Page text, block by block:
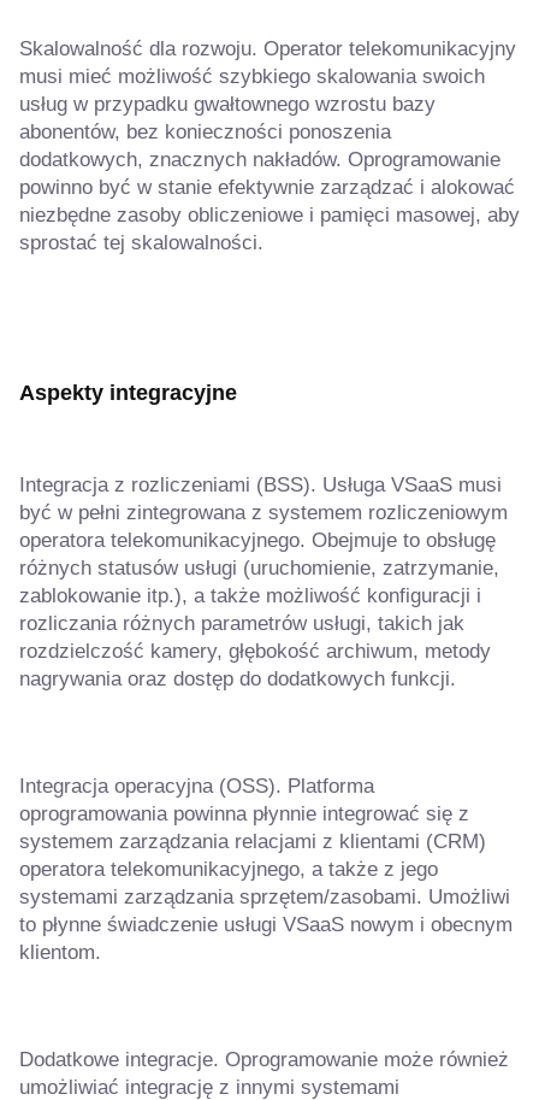
Skalowalność dla rozwoju. Operator telekomunikacyjny
musi mieć możliwość szybkiego skalowania swoich
usług w przypadku gwałtownego wzrostu bazy
abonentów, bez konieczności ponoszenia
dodatkowych, znacznych nakładów. Oprogramowanie
powinno być w stanie efektywnie zarządzać i alokować
niezbędne zasoby obliczeniowe i pamięci masowej, aby
sprostać tej skalowalności.
Aspekty integracyjne
Integracja z rozliczeniami (BSS). Usługa VSaaS musi
być w pełni zintegrowana z systemem rozliczeniowym
operatora telekomunikacyjnego. Obejmuje to obsługę
różnych statusów usługi (uruchomienie, zatrzymanie,
zablokowanie itp.), a także możliwość konfiguracji i
rozliczania różnych parametrów usługi, takich jak
rozdzielczość kamery, głębokość archiwum, metody
nagrywania oraz dostęp do dodatkowych funkcji.
Integracja operacyjna (OSS). Platforma
oprogramowania powinna płynnie integrować się z
systemem zarządzania relacjami z klientami (CRM)
operatora telekomunikacyjnego, a także z jego
systemami zarządzania sprzętem/zasobami. Umożliwi
to płynne świadczenie usługi VSaaS nowym i obecnym
klientom.
Dodatkowe integracje. Oprogramowanie może również
umożliwiać integrację z innymi systemami